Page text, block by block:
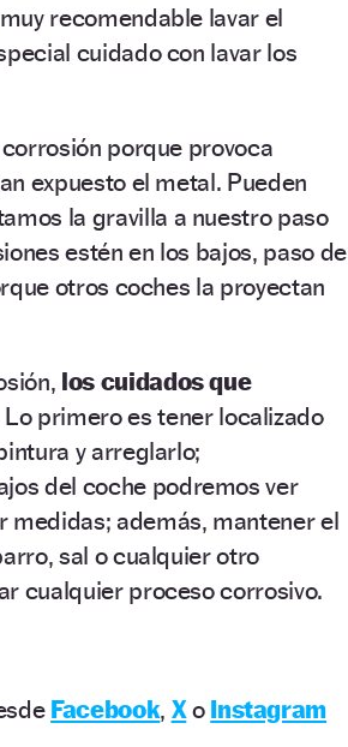
recomendable lavar el
cuidado con lavar los
porque provoca
expuesto el metal. Pueden
la gravilla a nuestro paso
estén en los bajos, paso de
otros coches la proyectan
los cuidados que
Lo primero es tener localizado
y arreglarlo;
del coche podremos ver
medidas; además, mantener el
sal o cualquier otro
cualquier proceso corrosivo.
Facebook, Xo Instagram